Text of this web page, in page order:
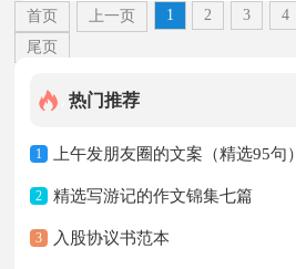
首页
上一页 1 2 3 4
尾页
热门推荐
1 上午发朋友圈的文案（精选95句）
2 精选写游记的作文锦集七篇
3 入股协议书范本